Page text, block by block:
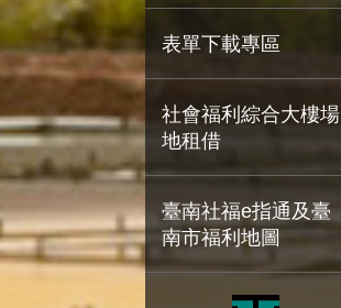
表單下載專區
社會福利綜合大樓場
地租借
臺南社福e指通及臺
南市福利地圖